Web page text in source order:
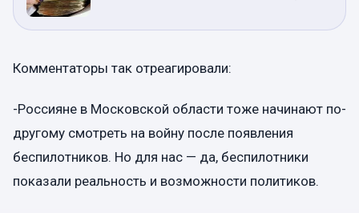
Комментаторы так отреагировали:
-Россияне в Московской области тоже начинают по-
другому смотреть на войну после появления
беспилотников. Но для нас — да, беспилотники
показали реальность и возможности политиков.